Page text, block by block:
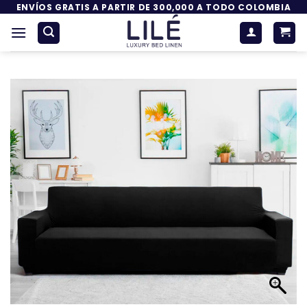
Saltar
contenido
ENVÍOS GRATIS A PARTIR DE 300,000 A TODO COLOMBIA